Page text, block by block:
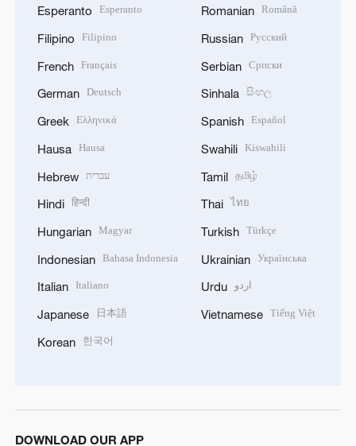
Esperanto Esperanto
Filipino Filipino
French Français
German Deutsch
Greek Ελληνικά
Hausa Hausa
Hebrew עברית
Hindi हिन्दी
Hungarian Magyar
Indonesian Bahasa Indonesia
Italian Italiano
Japanese 日本語
Korean 한국어
Romanian Română
Russian Русский
Serbian Српски
Sinhala සිංහල
Spanish Español
Swahili Kiswahili
Tamil தமிழ்
Thai ไทย
Turkish Türkçe
Ukrainian Українська
Urdu اردو
Vietnamese Tiếng Việt
DOWNLOAD OUR APP